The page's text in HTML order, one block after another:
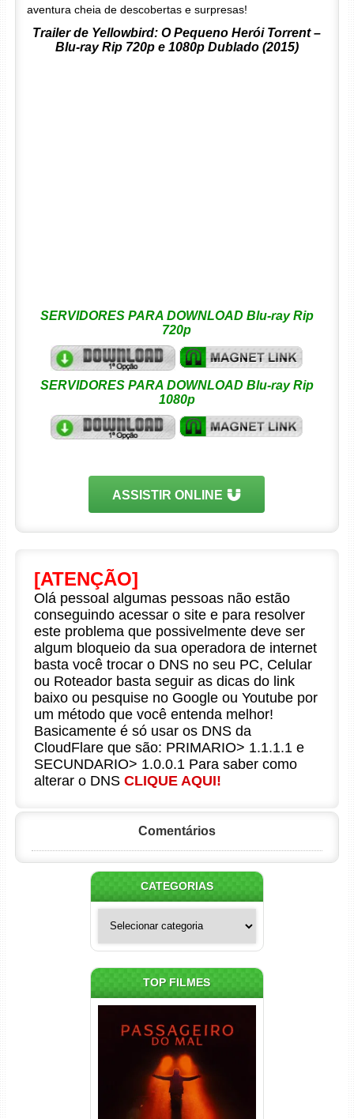
aventura cheia de descobertas e surpresas!
Trailer de Yellowbird: O Pequeno Herói Torrent –
Blu-ray Rip 720p e 1080p Dublado (2015)
SERVIDORES PARA DOWNLOAD Blu-ray Rip
720p
SERVIDORES PARA DOWNLOAD Blu-ray Rip
1080p
ASSISTIR ONLINE
[ATENÇÃO]
Olá pessoal algumas pessoas não estão
conseguindo acessar o site e para resolver
este problema que possivelmente deve ser
algum bloqueio da sua operadora de internet
basta você trocar o DNS no seu PC, Celular
ou Roteador basta seguir as dicas do link
baixo ou pesquise no Google ou Youtube por
um método que você entenda melhor!
Basicamente é só usar os DNS da
CloudFlare que são: PRIMARIO> 1.1.1.1 e
SECUNDARIO> 1.0.0.1 Para saber como
alterar o DNS CLIQUE AQUI!
Comentários
CATEGORIAS
TOP FILMES
Passageiro do Mal Torrent